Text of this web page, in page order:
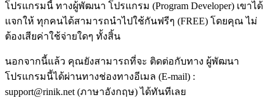
โปรแกรมนี้ ทางผู้พัฒนา โปรแกรม (Program Developer) เขาได้
แจกให้ ทุกคนได้สามารถนำไปใช้กันฟรีๆ (FREE) โดยคุณ ไม่
ต้องเสียค่าใช้จ่ายใดๆ ทั้งสิ้น
นอกจากนี้แล้ว คุณยังสามารถที่จะ ติดต่อกับทาง ผู้พัฒนา
โปรแกรมนี้ได้ผ่านทางช่องทางอีเมล (E-mail) :
support@rinik.net (ภาษาอังกฤษ) ได้ทันทีเลย